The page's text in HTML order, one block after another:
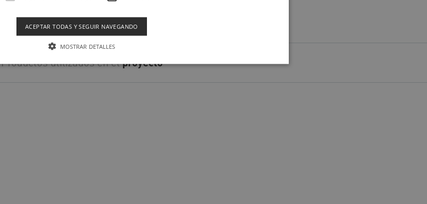
Productos utilizados en elproyecto
ACEPTAR TODAS Y SEGUIR NAVEGANDO
MOSTRAR DETALLES